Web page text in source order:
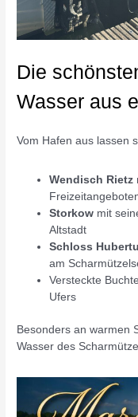
Die
Wasser aus
Vom Hafen aus lassen
Wendisch Rietz
Storkow mit
Altstadt
Schloss
am
Versteckte
Ufers
Besonders an warmen
Wasser des